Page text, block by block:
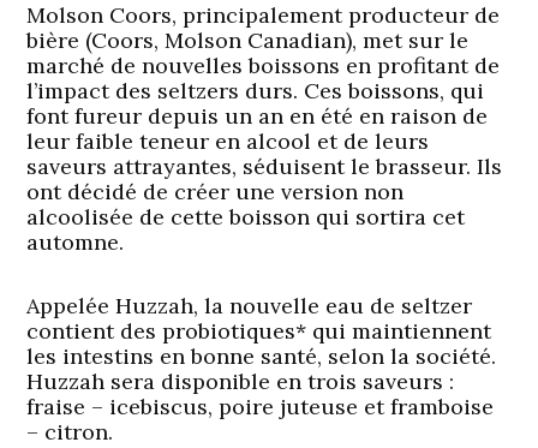
Molson Coors, principalement producteur de
bière (Coors, Molson Canadian), met sur le
marché de nouvelles boissons en profitant de
l’impact des seltzers durs. Ces boissons, qui
font fureur depuis un an en été en raison de
leur faible teneur en alcool et de leurs
saveurs attrayantes, séduisent le brasseur. Ils
ont décidé de créer une version non
alcoolisée de cette boisson qui sortira cet
automne.
Appelée Huzzah, la nouvelle eau de seltzer
contient des probiotiques* qui maintiennent
les intestins en bonne santé, selon la société.
Huzzah sera disponible en trois saveurs :
fraise – icebiscus, poire juteuse et framboise
– citron.